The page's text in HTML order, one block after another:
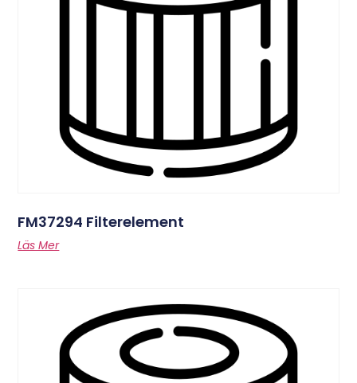
FM37294 Filterelement
Läs Mer